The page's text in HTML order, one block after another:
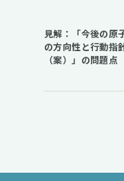
見解：「今後の原
の方向性と行動指
（案）」の問題点